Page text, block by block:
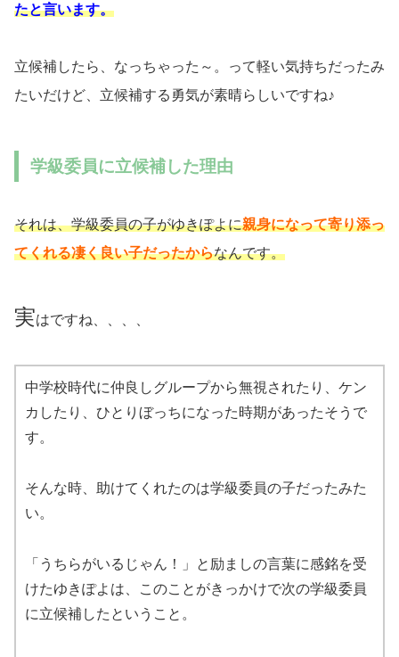
たと言います。
立候補したら、なっちゃった～。って軽い気持ちだったみ
たいだけど、立候補する勇気が素晴らしいですね♪
学級委員に立候補した理由
それは、学級委員の子がゆきぽよに親身になって寄り添っ
てくれる凄く良い子だったからなんです。
実はですね、、、、
中学校時代に仲良しグループから無視されたり、ケン
カしたり、ひとりぼっちになった時期があったそうで
す。
そんな時、助けてくれたのは学級委員の子だったみた
い。
「うちらがいるじゃん！」と励ましの言葉に感銘を受
けたゆきぽよは、このことがきっかけで次の学級委員
に立候補したということ。